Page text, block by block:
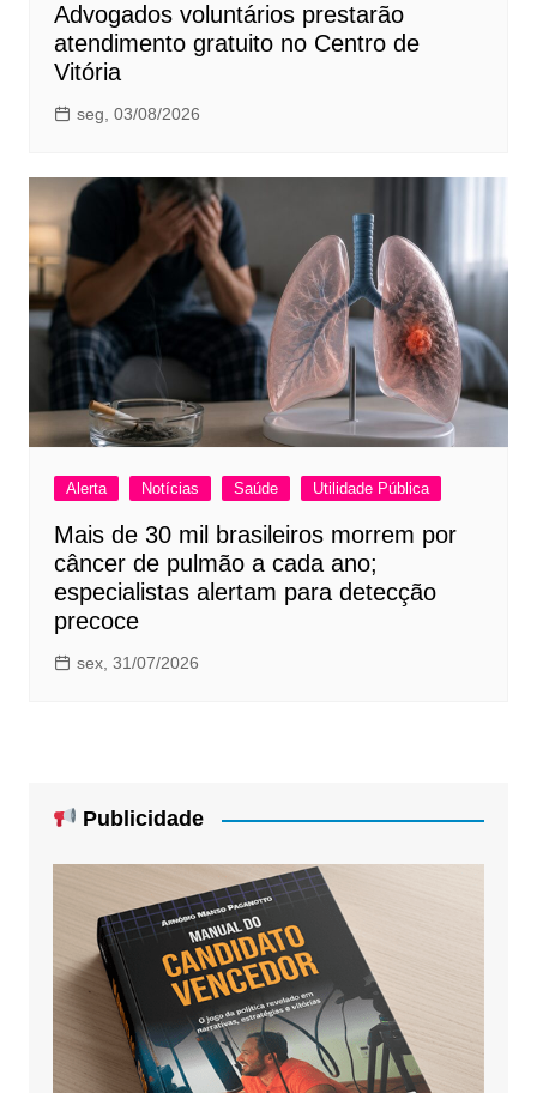
Advogados voluntários prestarão
atendimento gratuito no Centro de
Vitória
seg, 03/08/2026
Alerta Notícias Saúde Utilidade Pública
Mais de 30 mil brasileiros morrem por
câncer de pulmão a cada ano;
especialistas alertam para detecção
precoce
sex, 31/07/2026
Publicidade